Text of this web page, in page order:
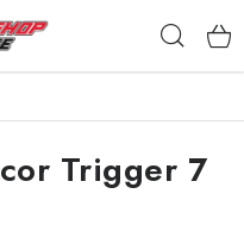
Trigger 7